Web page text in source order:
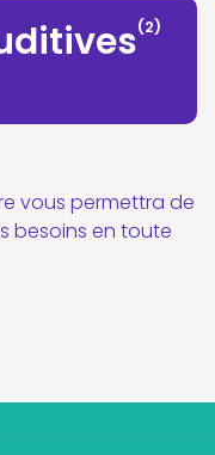
(2)
vous permettra de
besoins en toute